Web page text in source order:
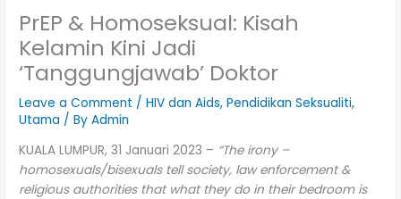
PrEP & Homoseksual: Kisah
Kelamin Kini Jadi
‘Tanggungjawab’ Doktor
Leave a Comment /HIV dan Aids,Pendidikan Seksualiti,
Utama / ByAdmin
KUALA LUMPUR, 31 Januari 2023 – “The irony –
homosexuals/bisexuals tell society, law enforcement &
religious authorities that what they do in their bedroom is